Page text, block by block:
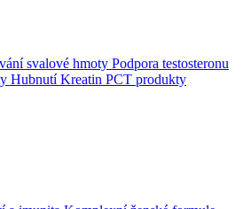
svalové hmoty Podpora testosteronu
HubnutíKreatin PCT produkty